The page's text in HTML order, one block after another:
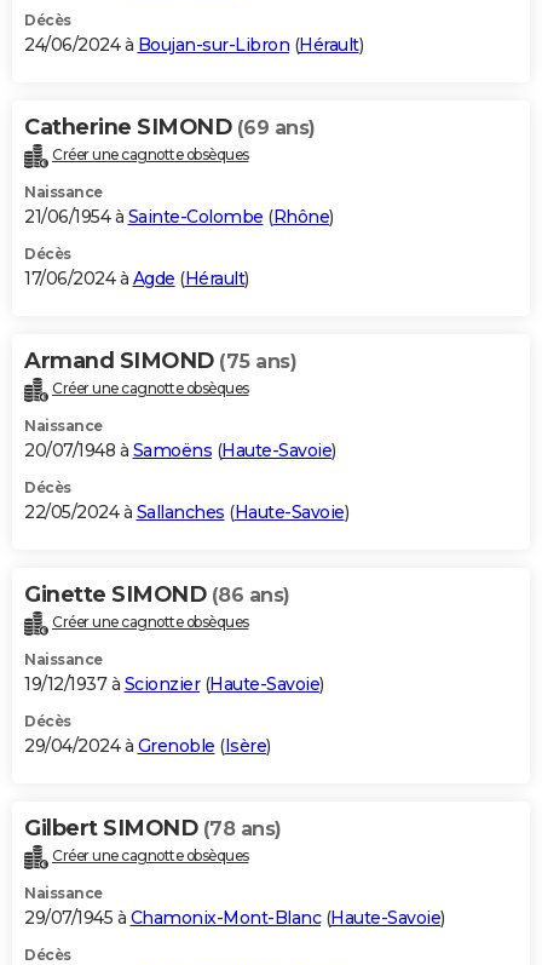
Décès
24/06/2024 à Boujan-sur-Libron (Hérault)
Catherine SIMOND (69 ans)
Créer une cagnotte obsèques
Naissance
21/06/1954 à Sainte-Colombe (Rhône)
Décès
17/06/2024 à Agde (Hérault)
Armand SIMOND (75 ans)
Créer une cagnotte obsèques
Naissance
20/07/1948 à Samoëns (Haute-Savoie)
Décès
22/05/2024 à Sallanches (Haute-Savoie)
Ginette SIMOND (86 ans)
Créer une cagnotte obsèques
Naissance
19/12/1937 à Scionzier(Haute-Savoie)
Décès
29/04/2024 à Grenoble (Isère)
Gilbert SIMOND (78 ans)
Créer une cagnotte obsèques
Naissance
29/07/1945 à Chamonix-Mont-Blanc(Haute-Savoie)
Décès